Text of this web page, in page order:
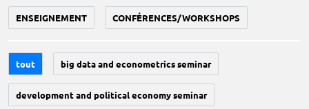
ENSEIGNEMENT CONFÉRENCES/WORKSHOPS
tout big data and econometrics seminar
development and political economy seminar